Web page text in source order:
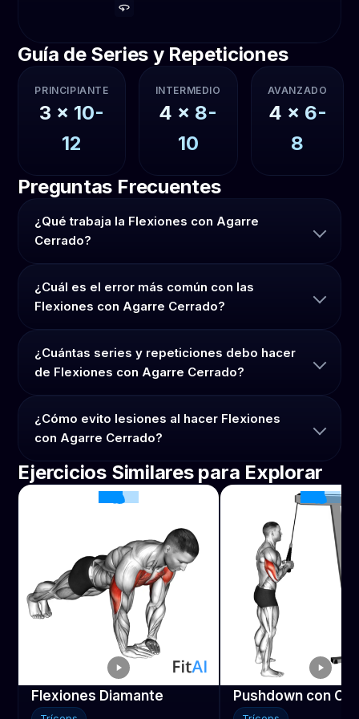
Guía de Series y Repeticiones
PRINCIPIANTE
3 x 10-
12
INTERMEDIO
4 x 8-
10
AVANZADO
4 x 6-
8
Preguntas Frecuentes
¿Qué trabaja la Flexiones con Agarre
Cerrado?
¿Cuál es el error más común con las
Flexiones con Agarre Cerrado?
¿Cuántas series y repeticiones debo hacer
de Flexiones con Agarre Cerrado?
¿Cómo evito lesiones al hacer Flexiones
con Agarre Cerrado?
Ejercicios Similares para Explorar
Flexiones Diamante Pushdown con